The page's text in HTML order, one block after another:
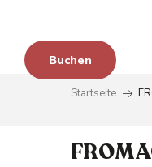
contenu
principal
Buchen
Startseite